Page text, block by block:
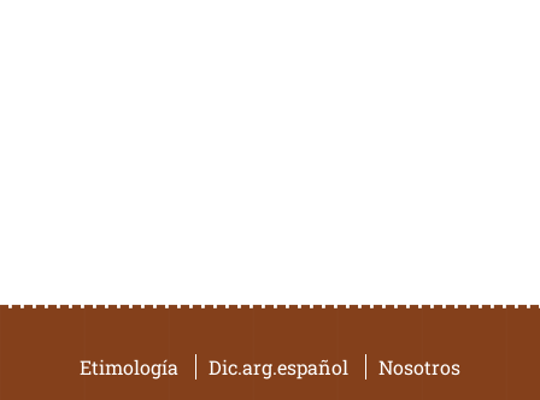
Etimología Dic.arg.español Nosotros